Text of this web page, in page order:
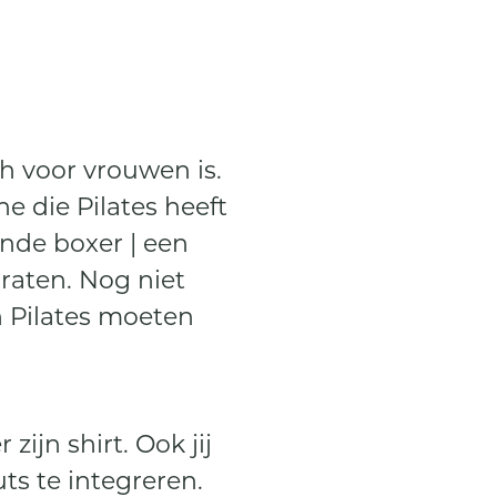
voor vrouwen is.
die Pilates heeft
boxer | een
Nog niet
moeten
zijn shirt. Ook jij
te integreren.